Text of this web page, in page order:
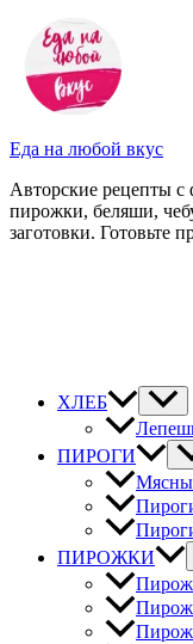
Перейти
содержимому
Еда на любой вкус
Авторские рецепты с
пирожки, беляши,
заготовки. Готовьте
ХЛЕБ
ПИРОГИ
ПИРОЖКИ